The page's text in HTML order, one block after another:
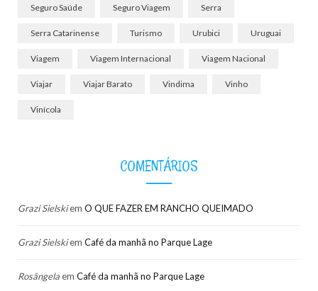
Seguro Saúde Seguro Viagem Serra
Serra Catarinense Turismo Urubici Uruguai
Viagem Viagem Internacional Viagem Nacional
Viajar Viajar Barato Vindima Vinho
Vinícola
COMENTÁRIOS
Grazi Sielskiem O QUE FAZER EM RANCHO QUEIMADO
Grazi Sielskiem Café da manhã no Parque Lage
Rosângelaem Café da manhã no Parque Lage